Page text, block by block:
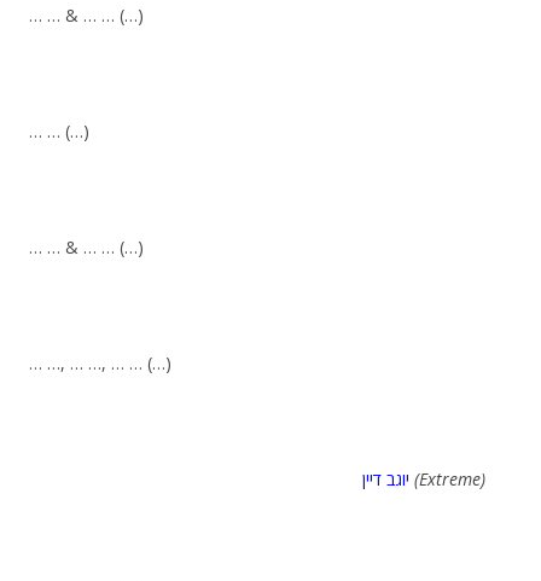
… … & … … (…)
… … (…)
… … & … … (…)
… …, … …, … … (…)
(Extreme)